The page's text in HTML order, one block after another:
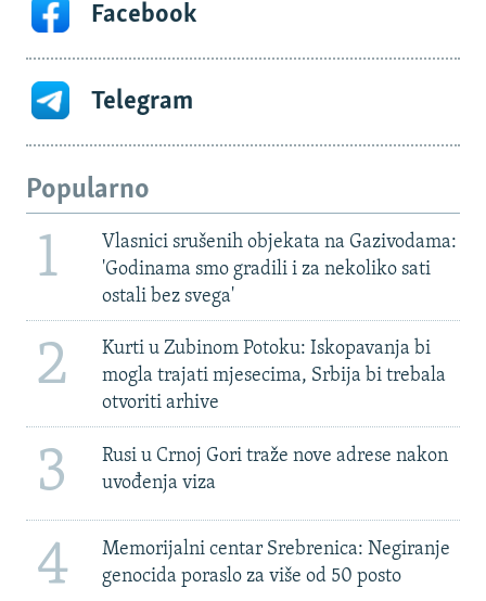
Facebook
Telegram
Popularno
1
Vlasnici srušenih objekata na Gazivodama:
'Godinama smo gradili i za nekoliko sati
ostali bez svega'
2
Kurti u Zubinom Potoku: Iskopavanja bi
mogla trajati mjesecima, Srbija bi trebala
otvoriti arhive
3
Rusi u Crnoj Gori traže nove adrese nakon
uvođenja viza
4
Memorijalni centar Srebrenica: Negiranje
genocida poraslo za više od 50 posto